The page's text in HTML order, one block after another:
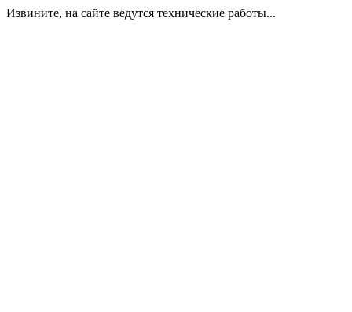
Извините, на сайте ведутся технические работы...